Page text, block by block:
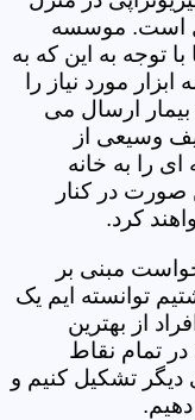
است. موسسه
توجه به این که به
مورد نیاز را
ارسال می
وسیعی از
ای را به خانه
صورت در کنار
کرد.
مبنی بر
توانسته ایم یک
از بهترین
تمام نقاط
تشکیل کنیم و